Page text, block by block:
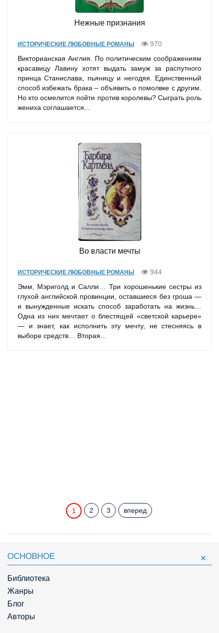
Нежные признания
ИСТОРИЧЕСКИЕ ЛЮБОВНЫЕ РОМАНЫ
970
Викторианская Англия. По политическим соображениям
красавицу Лавину хотят выдать замуж за распутного
принца Станислава, пьяницу и негодяя. Единственный
способ избежать брака – объявить о помолвке с другим.
Но кто осмелится пойти против королевы? Сыграть роль
жениха соглашается...
Во власти мечты
ИСТОРИЧЕСКИЕ ЛЮБОВНЫЕ РОМАНЫ
944
Эмм, Мэриголд и Салли… Три хорошенькие сестры из
глухой английской провинции, оставшиеся без гроша —
и вынужденные искать способ заработать на жизнь…
Одна из них мечтает о блестящей «светской карьере»
— и знает, как исполнить эту мечту, не стесняясь в
выборе средств… Вторая...
1 2 3 вперед
ОСНОВНОЕ
Библиотека
Жанры
Блог
Авторы